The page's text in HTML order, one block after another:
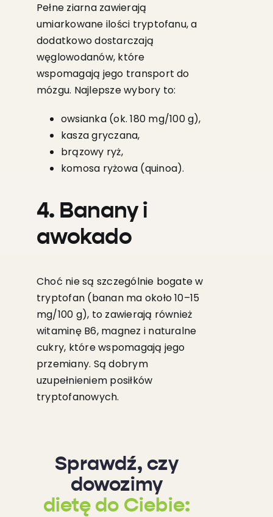
Pełne ziarna zawierają
umiarkowane ilości tryptofanu, a
dodatkowo dostarczają
węglowodanów, które
wspomagają jego transport do
mózgu. Najlepsze wybory to:
owsianka (ok. 180 mg/100 g),
kasza gryczana,
brązowy ryż,
komosa ryżowa (quinoa).
4. Banany i
awokado
Choć nie są szczególnie bogate w
tryptofan (banan ma około 10–15
mg/100 g), to zawierają również
witaminę B6, magnez i naturalne
cukry, które wspomagają jego
przemiany. Są dobrym
uzupełnieniem posiłków
tryptofanowych.
Sprawdź, czy
dowozimy
dietę do Ciebie: